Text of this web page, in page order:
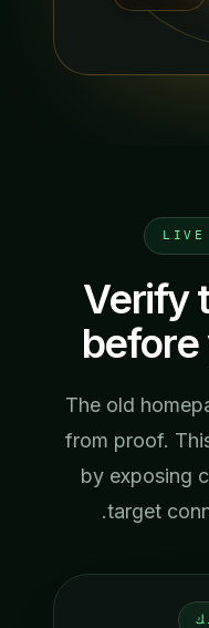
The old
from proof.
by
target